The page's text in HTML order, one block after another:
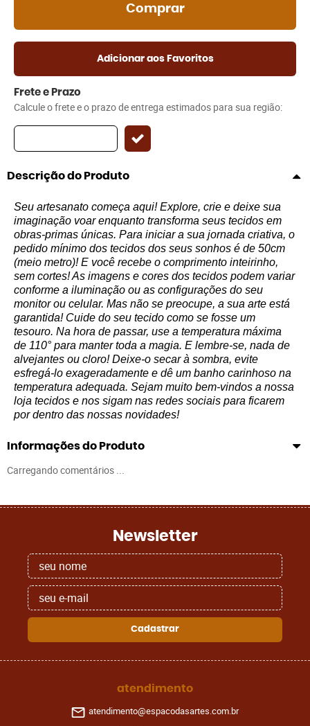
Comprar
Adicionar aos Favoritos
Frete e Prazo
Calcule o frete e o prazo de entrega estimados para sua região:
Descrição do Produto
Seu artesanato começa aqui! Explore, crie e deixe sua
imaginação voar enquanto transforma seus tecidos em
obras-primas únicas. Para iniciar a sua jornada criativa, o
pedido mínimo dos tecidos dos seus sonhos é de 50cm
(meio metro)! E você recebe o comprimento inteirinho,
sem cortes! As imagens e cores dos tecidos podem variar
conforme a iluminação ou as configurações do seu
monitor ou celular. Mas não se preocupe, a sua arte está
garantida! Cuide do seu tecido como se fosse um
tesouro. Na hora de passar, use a temperatura máxima
de 110° para manter toda a magia. E lembre-se, nada de
alvejantes ou cloro! Deixe-o secar à sombra, evite
esfregá-lo exageradamente e dê um banho carinhoso na
temperatura adequada. Sejam muito bem-vindos a nossa
loja tecidos e nos sigam nas redes sociais para ficarem
por dentro das nossas novidades!
Informações do Produto
Carregando comentários ...
Newsletter
Cadastrar
atendimento
atendimento@espacodasartes.com.br